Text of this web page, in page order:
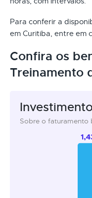
Para conferir a
em Curitiba, entre em
Confira os
Treinamento
Sobre o faturamento